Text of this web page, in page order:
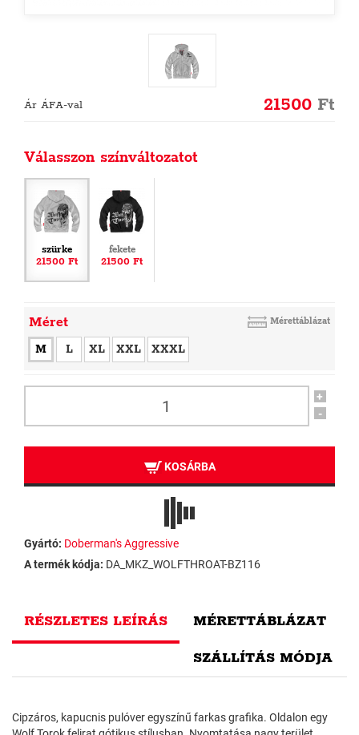
Ár ÁFA-val 21500 Ft
Válasszon színváltozatot
szürke
21500 Ft
fekete
21500 Ft
Méret Mérettáblázat
M L XL XXL XXXL
+
-
KOSÁRBA
Gyártó: Doberman's Aggressive
A termék kódja: DA_MKZ_WOLFTHROAT-BZ116
RÉSZLETES LEÍRÁS MÉRETTÁBLÁZAT
SZÁLLÍTÁS MÓDJA
Cipzáros, kapucnis pulóver egyszínű farkas grafika. Oldalon egy